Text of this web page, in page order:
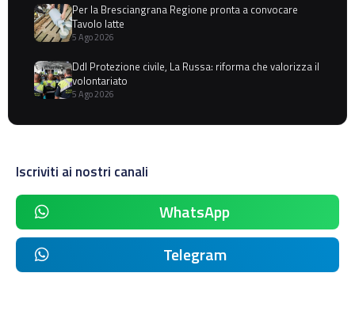
Per la Bresciangrana Regione pronta a convocare
Tavolo latte
5 Ago 2026
Ddl Protezione civile, La Russa: riforma che valorizza il
volontariato
5 Ago 2026
Iscriviti ai nostri canali
WhatsApp
Telegram